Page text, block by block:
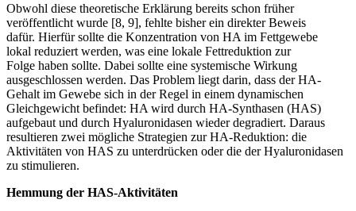
Obwohl diese theoretische Erklärung bereits schon früher
veröffentlicht wurde [8, 9], fehlte bisher ein direkter Beweis
dafür. Hierfür sollte die Konzentration von HA im Fettgewebe
lokal reduziert werden, was eine lokale Fettreduktion zur
Folge haben sollte. Dabei sollte eine systemische Wirkung
ausgeschlossen werden. Das Problem liegt darin, dass der HA-
Gehalt im Gewebe sich in der Regel in einem dynamischen
Gleichgewicht befindet: HA wird durch HA-Synthasen (HAS)
aufgebaut und durch Hyaluronidasen wieder degradiert. Daraus
resultieren zwei mögliche Strategien zur HA-Reduktion: die
Aktivitäten von HAS zu unterdrücken oder die der Hyaluronidasen
zu stimulieren.
Hemmung der HAS-Aktivitäten